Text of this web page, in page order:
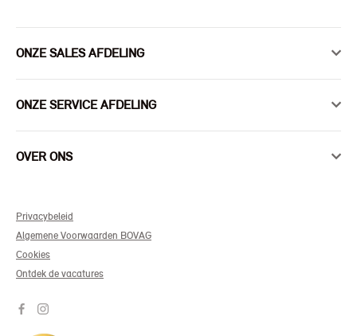
ONZE SALES AFDELING
ONZE SERVICE AFDELING
OVER ONS
Privacybeleid
Algemene Voorwaarden BOVAG
Cookies
Ontdek de vacatures